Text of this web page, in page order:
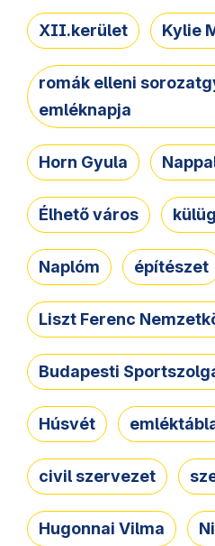
XII.kerület Kylie
romák elleni
emléknapja
Horn Gyula
Élhető város
Naplóm építészet
Liszt Ferenc
Budapesti
Húsvét
civil szervezet
Hugonnai Vilma